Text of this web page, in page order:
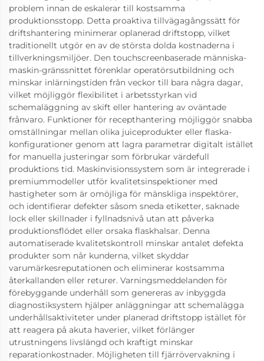
problem innan de eskalerar till kostsamma
produktionsstopp. Detta proaktiva tillvägagångssätt för
driftshantering minimerar oplanerad driftstopp, vilket
traditionellt utgör en av de största dolda kostnaderna i
tillverkningsmiljöer. Den touchscreenbaserade människa-
maskin-gränssnittet förenklar operatörsutbildning och
minskar inlärningstiden från veckor till bara några dagar,
vilket möjliggör flexibilitet i arbetsstyrkan vid
schemaläggning av skift eller hantering av oväntade
frånvaro. Funktioner för recepthantering möjliggör snabba
omställningar mellan olika juiceprodukter eller flaska-
konfigurationer genom att lagra parametrar digitalt istället
for manuella justeringar som förbrukar värdefull
produktions tid. Maskinvisionssystem som är integrerade i
premiummodeller utför kvalitetsinspektioner med
hastigheter som är omöjliga för mänskliga inspektörer,
och identifierar defekter såsom sneda etiketter, saknade
lock eller skillnader i fyllnadsnivå utan att påverka
produktionsflödet eller orsaka flaskhalsar. Denna
automatiserade kvalitetskontroll minskar antalet defekta
produkter som når kunderna, vilket skyddar
varumärkesreputationen och eliminerar kostsamma
återkallanden eller returer. Varningsmeddelanden för
förebyggande underhåll som genereras av inbyggda
diagnostiksystem hjälper anläggningar att schemalägga
underhållsaktiviteter under planerad driftstopp istället för
att reagera på akuta haverier, vilket förlänger
utrustningens livslängd och kraftigt minskar
reparationkostnader. Möjligheten till fjärrövervakning i